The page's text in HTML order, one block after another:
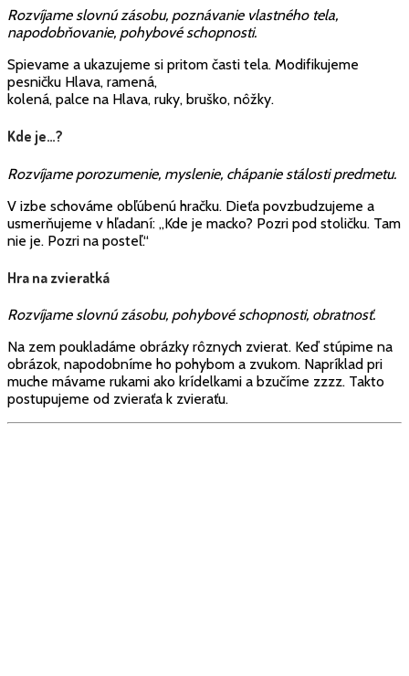
Rozvíjame slovnú zásobu, poznávanie vlastného tela,
napodobňovanie, pohybové schopnosti.
Spievame a ukazujeme si pritom časti tela. Modifikujeme
pesničku Hlava, ramená,
kolená, palce na Hlava, ruky, bruško, nôžky.
Kde je…?
Rozvíjame porozumenie, myslenie, chápanie stálosti predmetu.
V izbe schováme obľúbenú hračku. Dieťa povzbudzujeme a
usmerňujeme v hľadaní: „Kde je macko? Pozri pod stoličku. Tam
nie je. Pozri na posteľ.“
Hra na zvieratká
Rozvíjame slovnú zásobu, pohybové schopnosti, obratnosť.
Na zem poukladáme obrázky rôznych zvierat. Keď stúpime na
obrázok, napodobníme ho pohybom a zvukom. Napríklad pri
muche mávame rukami ako krídelkami a bzučíme zzzz. Takto
postupujeme od zvieraťa k zvieraťu.